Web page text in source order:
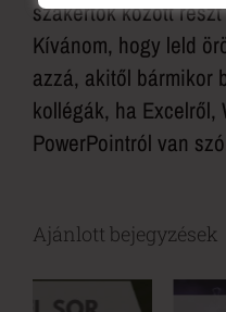
szakértők között
Kívánom, hogy leld
azzá, akitől bármikor
kollégák, ha Excelről,
PowerPointról van
Ajánlott bejegyzések